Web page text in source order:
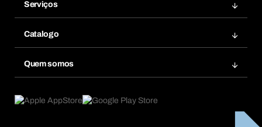
Favoritos
Re-Encomendar
Subscrições
Serviços
Base Dados Químicos
eProcurement
Guia de Produtos
Catalogo
Quem somos
O que nos move